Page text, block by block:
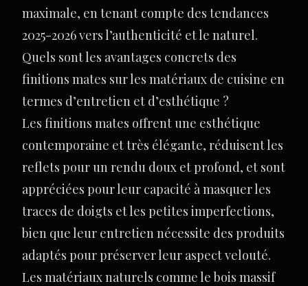
maximale, en tenant compte des tendances
2025-2026 vers l’authenticité et le naturel.
Quels sont les avantages concrets des
finitions mates sur les matériaux de cuisine en
termes d’entretien et d’esthétique ?
Les finitions mates offrent une esthétique
contemporaine et très élégante, réduisent les
reflets pour un rendu doux et profond, et sont
appréciées pour leur capacité à masquer les
traces de doigts et les petites imperfections,
bien que leur entretien nécessite des produits
adaptés pour préserver leur aspect velouté.
Les matériaux naturels comme le bois massif